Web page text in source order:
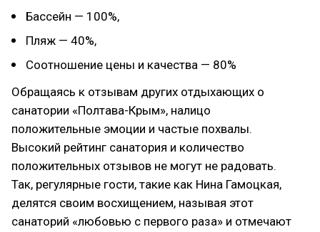
Бассейн — 100%,
Пляж — 40%,
Соотношение цены и качества — 80%
Обращаясь к отзывам других отдыхающих о
санатории «Полтава-Крым», налицо
положительные эмоции и частые похвалы.
Высокий рейтинг санатория и количество
положительных отзывов не могут не радовать.
Так, регулярные гости, такие как Нина Гамоцкая,
делятся своим восхищением, называя этот
санаторий «любовью с первого раза» и отмечают